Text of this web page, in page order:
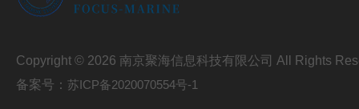
Copyright © 2026 南京聚海信息科技有限公司 All Rights
备案号： 苏ICP备2020070554号-1